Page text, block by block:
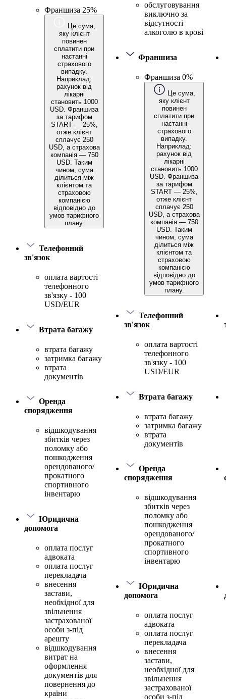
Франшиза 25%
Це сума,
яку клієнт
повинен
сплатити при
настанні
страхового
випадку.
Наприклад:
рахунок від
лікарні
становить 1000
USD. Франшиза
за тарифом
START — 25%,
отже клієнт
сплачує 250
USD, а страхова
компанія — 750
USD. Таким
чином, сума
ділиться між
клієнтом та
страховою
компанією
відповідно до
умов тарифного
плану.
Телефонний
зв'язок
оплата вартості
телефонного
зв'язку - 100
USD/EUR
Втрата багажу
втрата багажу
затримка багажу
втрата
документів
Оренда
спорядження
відшкодування
збитків через
поломку або
пошкодження
орендованого/
прокатного
спортивного
інвентарю
Юридична
допомога
оплата послуг
адвоката
оплата послуг
перекладача
внесення
застави,
необхідної для
звільнення
застрахованої
особи з-під
арешту
відшкодування
витрат на
оформлення
документів для
повернення до
країни
обслуговування
виключно за
відсутності
алкоголю в крові
Франшиза
Франшиза 0%
Це сума,
яку клієнт
повинен
сплатити при
настанні
страхового
випадку.
Наприклад:
рахунок від
лікарні
становить 1000
USD. Франшиза
за тарифом
START — 25%,
отже клієнт
сплачує 250
USD, а страхова
компанія — 750
USD. Таким
чином, сума
ділиться між
клієнтом та
страховою
компанією
відповідно до
умов тарифного
плану.
Телефонний
зв'язок
оплата вартості
телефонного
зв'язку - 100
USD/EUR
Втрата багажу
втрата багажу
затримка багажу
втрата
документів
Оренда
спорядження
відшкодування
збитків через
поломку або
пошкодження
орендованого/
прокатного
спортивного
інвентарю
Юридична
допомога
оплата послуг
адвоката
оплата послуг
перекладача
внесення
застави,
необхідної для
звільнення
застрахованої
особи з-під